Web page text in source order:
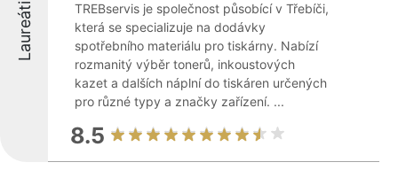
Laureáti
TREBservis je společnost působící v Třebíči,
která se specializuje na dodávky
spotřebního materiálu pro tiskárny. Nabízí
rozmanitý výběr tonerů, inkoustových
kazet a dalších náplní do tiskáren určených
pro různé typy a značky zařízení. ...
8.5